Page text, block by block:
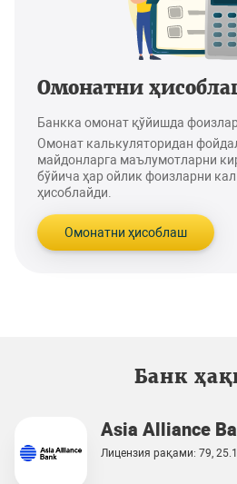
Омонатни
Банкка омонат қўйишда
Омонат калькуляторидан
майдонларга маълумотларни
бўйича ҳар ойлик фоизларни
ҳисоблайди.
Омонатни ҳисоблаш
Банк
Asia Alliance
Лицензия рақами: 79,